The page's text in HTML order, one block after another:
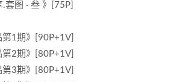
图 · 叁 》[75P]
1期》[90P+1V]
2期》[80P+1V]
3期》[80P+1V]